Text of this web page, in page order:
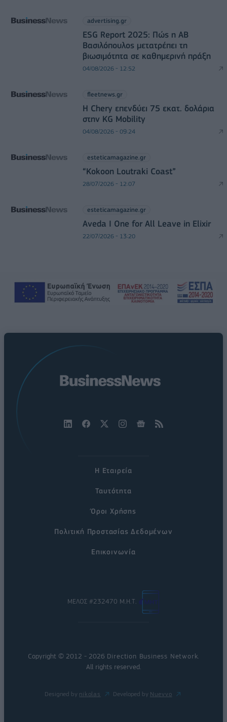
advertising.gr
ESG Report 2025: Πώς η ΑΒ
Βασιλόπουλος μετατρέπει τη
βιωσιμότητα σε καθημερινή πράξη
04/08/2026 - 12:52
fleetnews.gr
Η Chery επενδύει 75 εκατ. δολάρια
στην KG Mobility
04/08/2026 - 09:24
esteticamagazine.gr
“Kokoon Loutraki Coast”
28/07/2026 - 12:07
esteticamagazine.gr
Aveda I One for All Leave in Elixir
22/07/2026 - 13:20
Η Εταιρεία
Ταυτότητα
Όροι Χρήσης
Πολιτική Προστασίας Δεδομένων
Επικοινωνία
ΜΕΛΟΣ #232470 Μ.Η.Τ.
Copyright © 2012 - 2026 Direction Business Network.
All rights reserved.
Designed by nikolas Developed by Nuevvo